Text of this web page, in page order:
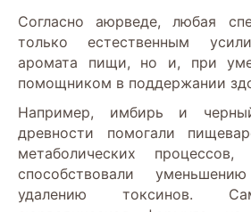
Согласно аюрведе, любая
только естественным
аромата пищи, но и, при
помощником в поддержании
Например, имбирь и
древности помогали
метаболических процессов,
способствовали
удалению токсинов.